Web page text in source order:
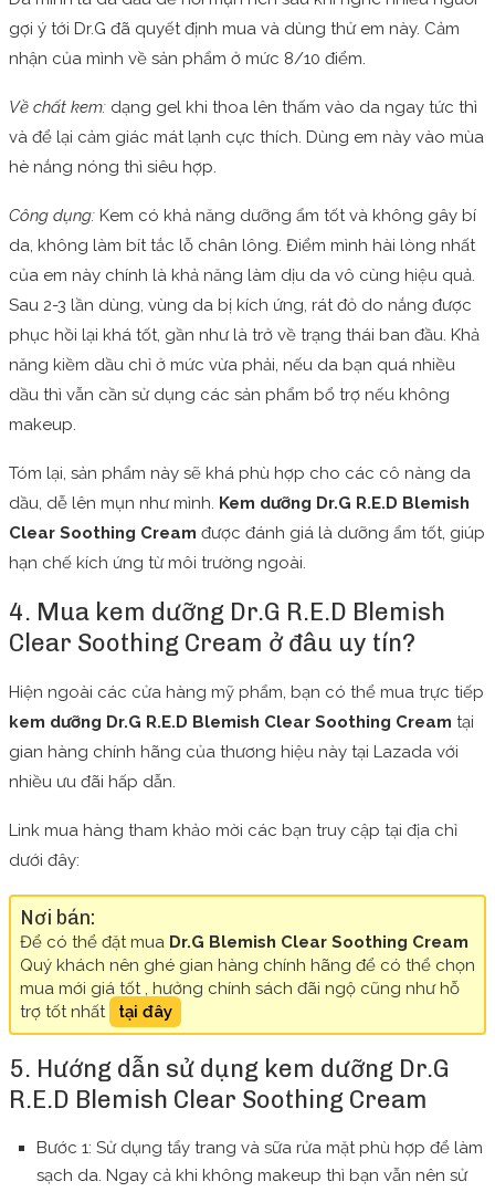
gợi ý tới Dr.G đã quyết định mua và dùng thử em này. Cảm
nhận của mình về sản phẩm ở mức 8/10 điểm.
Về chất kem: dạng gel khi thoa lên thấm vào da ngay tức thì
và để lại cảm giác mát lạnh cực thích. Dùng em này vào mùa
hè nắng nóng thì siêu hợp.
Công dụng: Kem có khả năng dưỡng ẩm tốt và không gây bí
da, không làm bít tắc lỗ chân lông. Điểm mình hài lòng nhất
của em này chính là khả năng làm dịu da vô cùng hiệu quả.
Sau 2-3 lần dùng, vùng da bị kích ứng, rát đỏ do nắng được
phục hồi lại khá tốt, gần như là trở về trạng thái ban đầu. Khả
năng kiềm dầu chỉ ở mức vừa phải, nếu da bạn quá nhiều
dầu thì vẫn cần sử dụng các sản phẩm bổ trợ nếu không
makeup.
Tóm lại, sản phẩm này sẽ khá phù hợp cho các cô nàng da
dầu, dễ lên mụn như mình. Kem dưỡng Dr.G R.E.D Blemish
Clear Soothing Cream được đánh giá là dưỡng ẩm tốt, giúp
hạn chế kích ứng từ môi trường ngoài.
4. Mua kem dưỡng Dr.G R.E.D Blemish
Clear Soothing Cream ở đâu uy tín?
Hiện ngoài các cửa hàng mỹ phẩm, bạn có thể mua trực tiếp
kem dưỡng Dr.G R.E.D Blemish Clear Soothing Cream tại
gian hàng chính hãng của thương hiệu này tại Lazada với
nhiều ưu đãi hấp dẫn.
Link mua hàng tham khảo mời các bạn truy cập tại địa chỉ
dưới đây:
Nơi bán:
Để có thể đặt mua Dr.G Blemish Clear Soothing Cream
Quý khách nên ghé gian hàng chính hãng để có thể chọn
mua mới giá tốt , hưởng chính sách đãi ngộ cũng như hỗ
trợ tốt nhất
tại đây
5. Hướng dẫn sử dụng kem dưỡng Dr.G
R.E.D Blemish Clear Soothing Cream
Bước 1: Sử dụng tẩy trang và sữa rửa mặt phù hợp để làm
sạch da. Ngay cả khi không makeup thì bạn vẫn nên sử